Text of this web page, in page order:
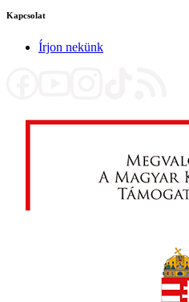
Kapcsolat
Írjon nekünk